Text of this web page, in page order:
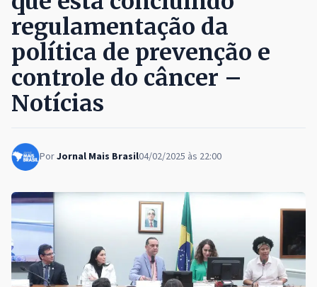
regulamentação da
política de prevenção e
controle do câncer –
Notícias
PorJornal Mais Brasil04/02/2025 às 22:00